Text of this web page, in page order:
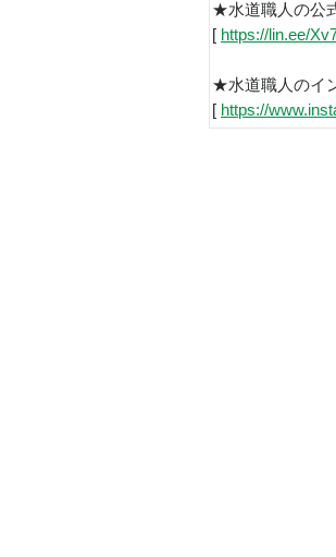
★水道職人の公
[ https://lin.ee/
★水道職人のイ
[ https://